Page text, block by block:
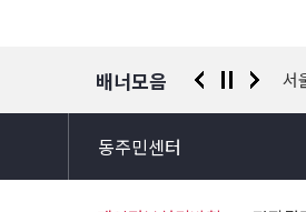
배너모음
경찰청 유실물 통합포털 서
동주민센터